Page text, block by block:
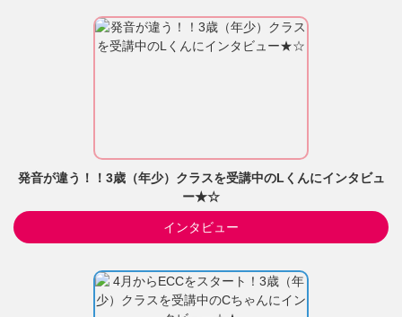
発音が違う！！3歳（年少）クラスを受講中のLくんにインタビュ
ー★☆
インタビュー